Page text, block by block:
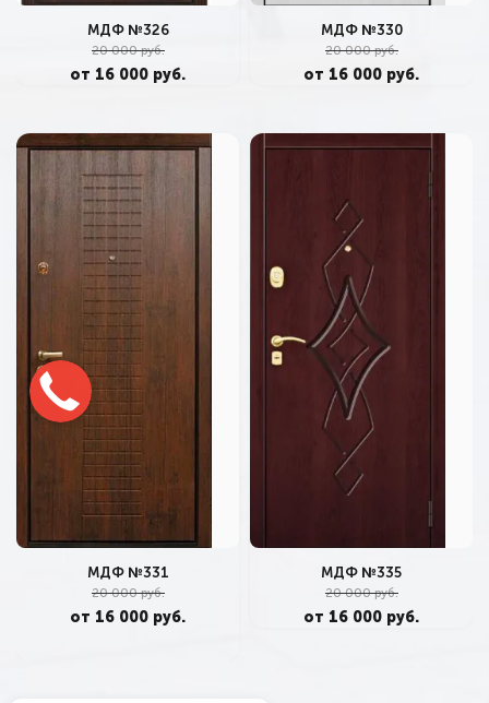
МДФ №326
20 000 руб.
от 16 000 руб.
МДФ №330
20 000 руб.
от 16 000 руб.
МДФ №331
20 000 руб.
от 16 000 руб.
МДФ №335
20 000 руб.
от 16 000 руб.